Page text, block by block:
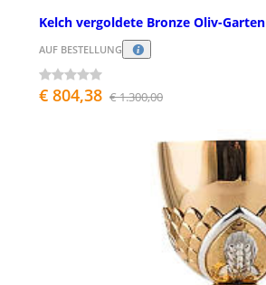
Kelch vergoldete Bronze Oliv-Garten
AUF BESTELLUNG
€ 804,38 € 1.300,00